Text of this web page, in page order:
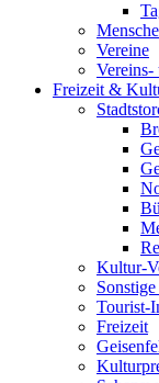
Vereine
Vereins-
Freizeit &
Kultur-
Tourist-
Freizeit